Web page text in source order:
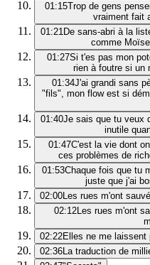
01:15Trop de gens
vraiment fait
01:21De sans-abri à la
comme
01:27Si t'es pas mon
rien à foutre si un
01:34J'ai grandi sans
"fils", mon flow est si
01:40Je sais que tu veux
inutile
01:47C'est la vie dont
ces problèmes de
01:53Chaque fois que tu
juste que j'ai
02:00Les rues m'ont
02:12Les rues m'ont
02:22Elles ne me laissent
02:36La traduction de